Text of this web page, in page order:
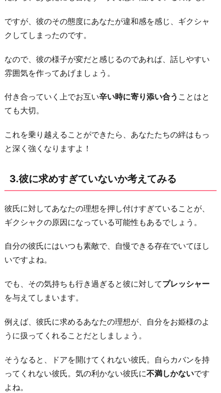
お
わ
に
ですが、彼のその態度にあなたが違和感を感じ、ギクシャ
クしてしまったのです。
なので、彼の様子が変だと感じるのであれば、話しやすい
雰囲気を作ってあげましょう。
付き合っていく上でお互い辛い時に寄り添い合う ことはと
ても大切。
これを乗り越えることができたら、あなたたちの絆はもっ
と深く強くなりますよ！
3.彼に求めすぎていないか考えてみる
彼氏に対してあなたの理想を押し付けすぎていることが、
ギクシャクの原因になっている可能性もあるでしょう。
自分の彼氏にはいつも素敵で、自慢できる存在でいてほし
いですよね。
でも、その気持ちも行き過ぎると彼に対してプレッシャー
を与えてしまいます。
例えば、彼氏に求めるあなたの理想が、自分をお姫様のよ
うに扱ってくれることだとしましょう。
そうなると、ドアを開けてくれない彼氏。自らカバンを持
ってくれない彼氏。気の利かない彼氏に不満しかないです
よね。